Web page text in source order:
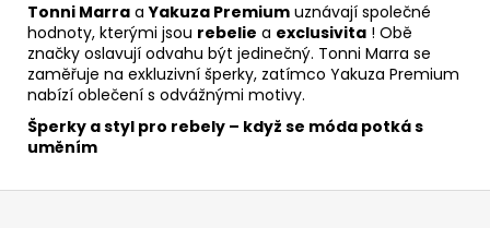
Tonni Marra aYakuza Premium uznávají společné
hodnoty, kterými jsou rebelie a exclusivita ! Obě
značky oslavují odvahu být jedinečný. Tonni Marra se
zaměřuje na exkluzivní šperky, zatímco Yakuza Premium
nabízí oblečení s odvážnými motivy.
Šperky a styl pro rebely – když se móda potká s
uměním